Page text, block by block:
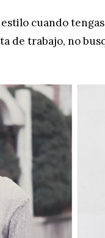
cuando
de trabajo, no